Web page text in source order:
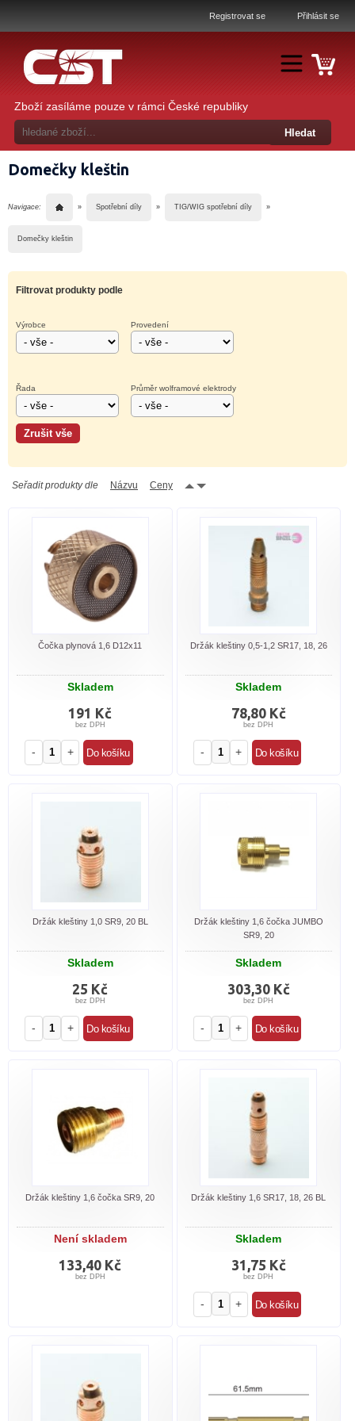
Registrovat se Přihlásit se
Zboží zasíláme pouze v rámci České republiky
Domečky kleštin
Navigace: » Spotřební díly » TIG/WIG spotřební díly »
Domečky kleštin
Filtrovat produkty podle
Výrobce Provedení
Řada Průměr wolframové elektrody
Seřadit produkty dle Názvu Ceny
Čočka plynová 1,6 D12x11
Skladem
191 Kč
bez DPH
- +
Držák kleštiny 0,5-1,2 SR17, 18, 26
Skladem
78,80 Kč
bez DPH
- +
Držák kleštiny 1,0 SR9, 20 BL
Skladem
25 Kč
bez DPH
- +
Držák kleštiny 1,6 čočka JUMBO
SR9, 20
Skladem
303,30 Kč
bez DPH
- +
Držák kleštiny 1,6 čočka SR9, 20
Není skladem
133,40 Kč
bez DPH
Držák kleštiny 1,6 SR17, 18, 26 BL
Skladem
31,75 Kč
bez DPH
- +